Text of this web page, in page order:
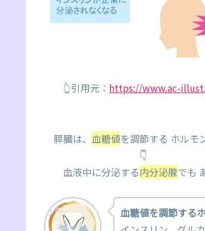
👆引用元： https://www.ac-
膵臓は、 血糖値を調節する ホルモ
👇
血液中に分泌する内分泌腺でも
血糖値を調節する